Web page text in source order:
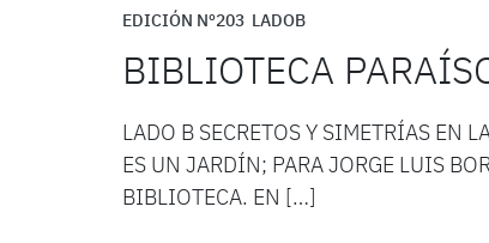
EDICIÓN Nº203 LADOB
BIBLIOTECA
LADO B SECRETOS Y SIMETRÍAS EN
ES UN JARDÍN; PARA JORGE LUIS
BIBLIOTECA. EN […]